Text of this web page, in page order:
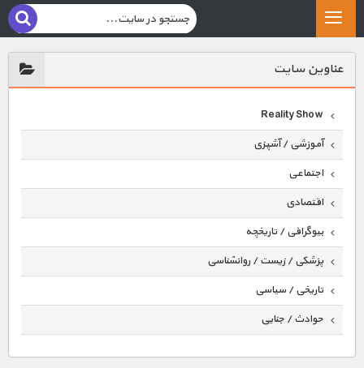
عناوين سايت
Reality Show
آموزشی / آشپزی
اجتماعی
اقتصادی
بیوگرافی / تاریخچه
پزشکی / زیست / روانشناسی
تاریخی / سیاسی
حوادث / جنایی